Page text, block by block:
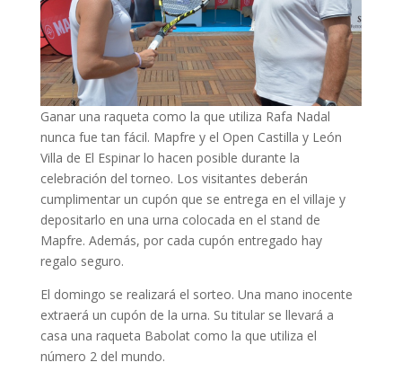
Ganar una raqueta como la que utiliza Rafa Nadal
nunca fue tan fácil. Mapfre y el Open Castilla y León
Villa de El Espinar lo hacen posible durante la
celebración del torneo. Los visitantes deberán
cumplimentar un cupón que se entrega en el villaje y
depositarlo en una urna colocada en el stand de
Mapfre. Además, por cada cupón entregado hay
regalo seguro.
El domingo se realizará el sorteo. Una mano inocente
extraerá un cupón de la urna. Su titular se llevará a
casa una raqueta Babolat como la que utiliza el
número 2 del mundo.